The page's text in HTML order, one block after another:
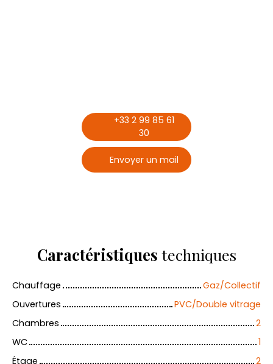
+33 2 99 85 61
30
Envoyer un mail
Caractéristiques techniques
Chauffage
Gaz/Collectif
Ouvertures
PVC/Double vitrage
Chambres
2
WC
1
Étage
2